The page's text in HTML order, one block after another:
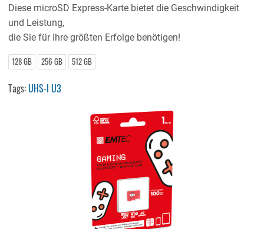
Diese microSD Express-Karte bietet die Geschwindigkeit
und Leistung,
die Sie für Ihre größten Erfolge benötigen!
128 GB 256 GB 512 GB
Tags:UHS-I U3